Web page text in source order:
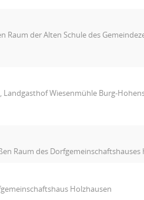
Raum der Alten Schule des
Landgasthof Wiesenmühle Burg-
Raum des Dorfgemeinschaftshauses
Holzhausen